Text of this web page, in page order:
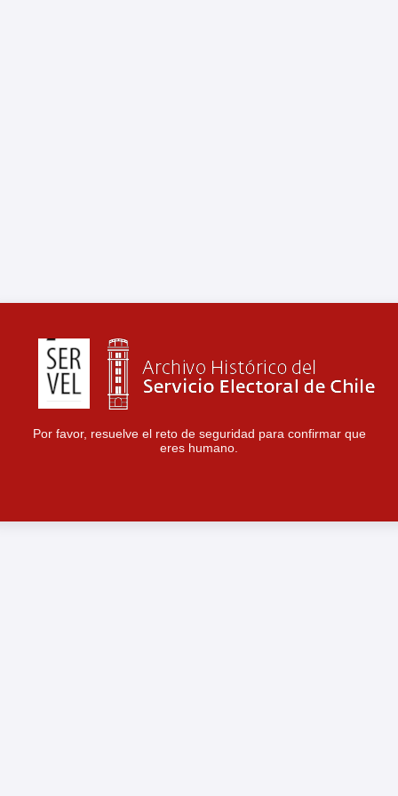
Por favor, resuelve el reto de seguridad para confirmar que
eres humano.